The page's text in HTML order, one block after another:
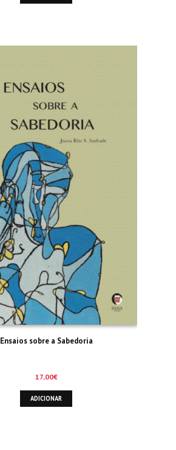
Ensaios sobre a Sabedoria
17,00€
ADICIONAR